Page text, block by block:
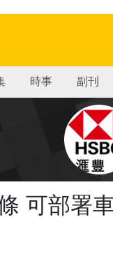
時事 副刊
可部署